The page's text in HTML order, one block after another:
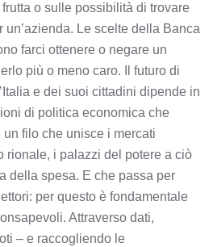
o sulle possibilità di trovare
un’azienda. Le scelte della Banca
farci ottenere o negare un
più o meno caro. Il futuro di
e dei suoi cittadini dipende in
di politica economica che
un filo che unisce i mercati
rionale, i palazzi del potere a ciò
della spesa. E che passa per
per questo è fondamentale
Attraverso dati,
– e raccogliendo le